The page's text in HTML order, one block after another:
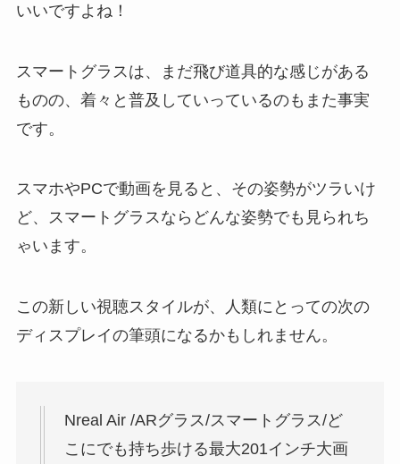
いいですよね！
スマートグラスは、まだ飛び道具的な感じがある
ものの、着々と普及していっているのもまた事実
です。
スマホやPCで動画を見ると、その姿勢がツラいけ
ど、スマートグラスならどんな姿勢でも見られち
ゃいます。
この新しい視聴スタイルが、人類にとっての次の
ディスプレイの筆頭になるかもしれません。
Nreal Air /ARグラス/スマートグラス/ど
こにでも持ち歩ける最大201インチ大画